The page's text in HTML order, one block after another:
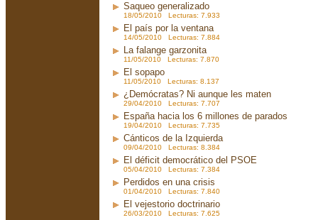
Saqueo generalizado
18/05/2010 Lecturas: 7.933
El país por la ventana
14/05/2010 Lecturas: 7.884
La falange garzonita
11/05/2010 Lecturas: 7.870
El sopapo
11/05/2010 Lecturas: 8.137
¿Demócratas? Ni aunque les maten
29/04/2010 Lecturas: 7.707
España hacia los 6 millones de parados
19/04/2010 Lecturas: 7.735
Cánticos de la Izquierda
09/04/2010 Lecturas: 8.384
El déficit democrático del PSOE
05/04/2010 Lecturas: 7.384
Perdidos en una crisis
01/04/2010 Lecturas: 7.840
El vejestorio doctrinario
26/03/2010 Lecturas: 7.625